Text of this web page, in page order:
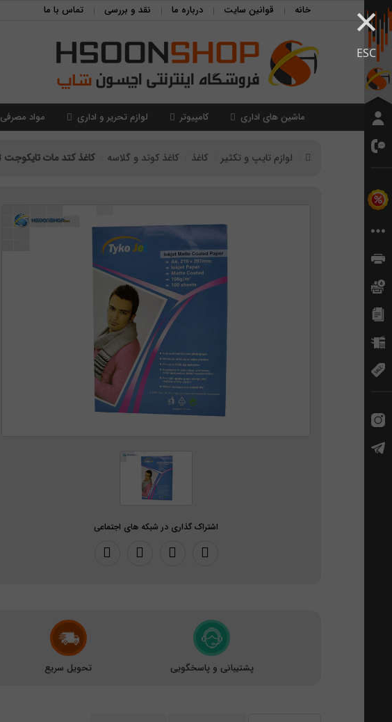
×
ESC
خانه قوانین سایت درباره ما نقد و بررسی تماس با ما
ماشین های اداری کامپیوتر لوازم تحریر و اداری مواد مصرفی
لوازم تایپ و تکثیر کاغذ کاغذ کوتد و گلاسه کاغذ کتد مات تایکوجت 108گرم مدل tykojetA4
اشتراک گذاری در شبکه های اجتماعی
پشتیبانی و پاسخگویی تحویل سریع